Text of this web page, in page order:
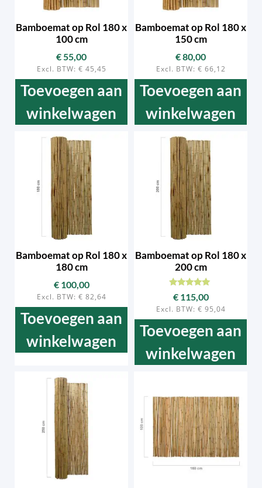
Bamboemat op Rol 180 x
100 cm
€55,00
Excl. BTW: € 45,45
Toevoegen aan
winkelwagen
Bamboemat op Rol 180 x
150 cm
€80,00
Excl. BTW: € 66,12
Toevoegen aan
winkelwagen
Bamboemat op Rol 180 x
180 cm
€100,00
Excl. BTW: € 82,64
Toevoegen aan
winkelwagen
Bamboemat op Rol 180 x
200 cm
Beoordeeld
met
5.00
€115,00
Excl. BTW: € 95,04
Toevoegen aan
winkelwagen